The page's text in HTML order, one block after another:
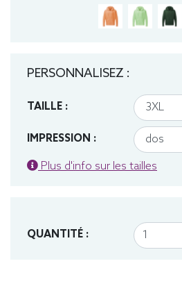
PERSONNALISEZ :
TAILLE :
IMPRESSION :
Plus d'info sur les tailles
QUANTITÉ :